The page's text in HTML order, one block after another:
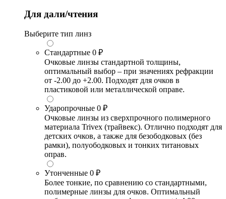
Для дали/чтения
Выберите тип линз
Стандартные 0 ₽
Очковые линзы стандартной толщины,
оптимальный выбор – при значениях рефракции
от -2.00 до +2.00. Подходят для очков в
пластиковой или металлической оправе.
Ударопрочные 0 ₽
Очковые линзы из сверхпрочного полимерного
материала Trivex (трайвекс). Отлично подходят для
детских очков, а также для безободковых (без
рамки), полуободковых и тонких титановых
оправ.
Утонченные 0 ₽
Более тонкие, по сравнению со стандартными,
полимерные линзы для очков. Оптимальный